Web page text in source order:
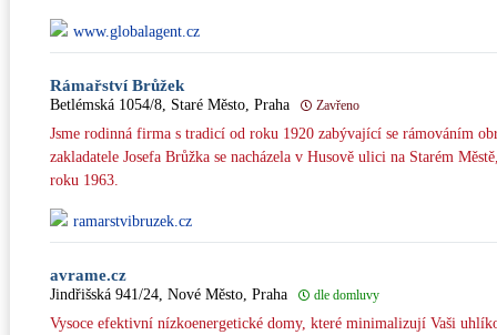
www.globalagent.cz
Rámařství Brůžek
Betlémská 1054/8, Staré Město, Praha Zavřeno
Jsme rodinná firma s tradicí od roku 1920 zabývající se rámováním
zakladatele Josefa Brůžka se nacházela v Husově ulici na Starém
roku 1963.
ramarstvibruzek.cz
avrame.cz
Jindřišská 941/24, Nové Město, Praha dle domluvy
Vysoce efektivní nízkoenergetické domy, které minimalizují Vaši